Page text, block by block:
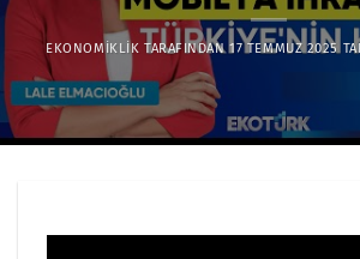
EKONOMIKLIK TARAFINDAN 17 TEMMUZ 2025